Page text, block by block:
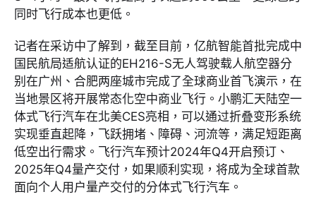
同时飞行成本也更低。
记者在采访中了解到，截至目前，亿航智能首批完成中
国民航局适航认证的EH216-S无人驾驶载人航空器分
别在广州、合肥两座城市完成了全球商业首飞演示，在
当地景区将开展常态化空中商业飞行。小鹏汇天陆空一
体式飞行汽车在北美CES亮相，可以通过折叠变形系统
实现垂直起降，飞跃拥堵、障碍、河流等，满足短距离
低空出行需求。飞行汽车预计2024年Q4开启预订、
2025年Q4量产交付，如果顺利实现，将成为全球首款
面向个人用户量产交付的分体式飞行汽车。